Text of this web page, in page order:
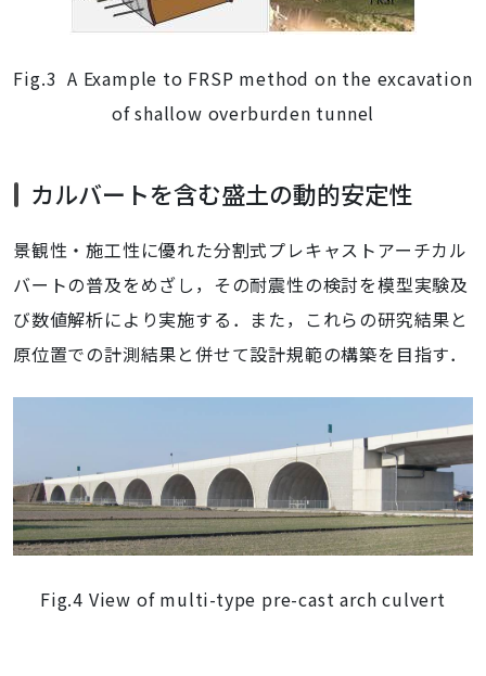
Fig.3 A Example to FRSP method on the excavation
of shallow overburden tunnel
カルバートを含む盛土の動的安定性
景観性・施工性に優れた分割式プレキャストアーチカル
バートの普及をめざし，その耐震性の検討を模型実験及
び数値解析により実施する．また，これらの研究結果と
原位置での計測結果と併せて設計規範の構築を目指す．
Fig.4 View of multi-type pre-cast arch culvert